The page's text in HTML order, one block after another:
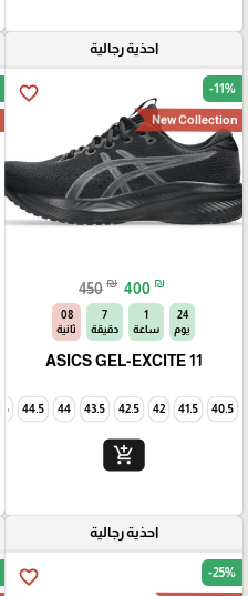
احذية رجالية
favorite_border -11%
New Collection
450 ₪ 400 ₪
24
يوم
1
ساعة
7
دقيقة
07
ثانية
ASICS GEL-EXCITE 11
40.5
41.5
42
42.5
43.5
44
44.5
45
add_shopping_cart
احذية رجالية
favorite_border -25%